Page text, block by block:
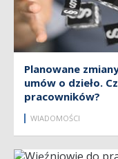
Planowane
umów o dzieło.
pracowników?
WIADOMOŚCI